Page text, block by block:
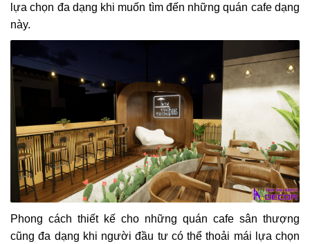
lựa chọn đa dạng khi muốn tìm đến những quán cafe dạng
này.
Phong cách thiết kế cho những quán cafe sân thượng
cũng đa dạng khi người đầu tư có thể thoải mái lựa chọn